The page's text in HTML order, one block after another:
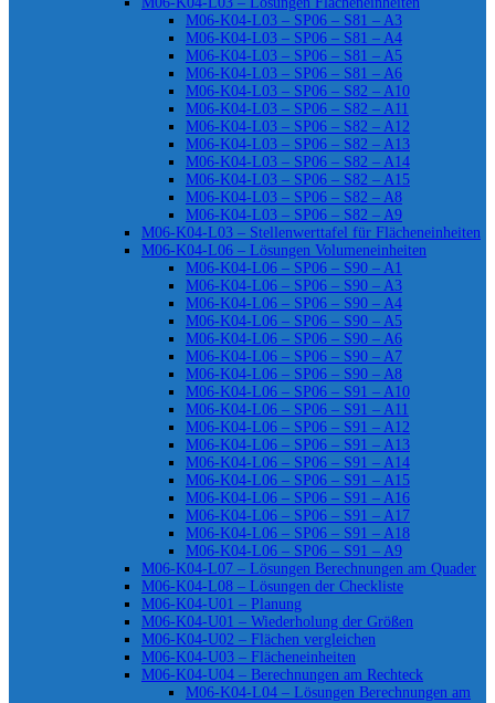
M06-K04-L03 – SP06 – S81 – A3
M06-K04-L03 – SP06 – S81 – A4
M06-K04-L03 – SP06 – S81 – A5
M06-K04-L03 – SP06 – S81 – A6
M06-K04-L03 – SP06 – S82 – A10
M06-K04-L03 – SP06 – S82 – A11
M06-K04-L03 – SP06 – S82 – A12
M06-K04-L03 – SP06 – S82 – A13
M06-K04-L03 – SP06 – S82 – A14
M06-K04-L03 – SP06 – S82 – A15
M06-K04-L03 – SP06 – S82 – A8
M06-K04-L03 – SP06 – S82 – A9
M06-K04-L03 – Stellenwerttafel für Flächeneinheiten
M06-K04-L06 – Lösungen Volumeneinheiten
M06-K04-L06 – SP06 – S90 – A1
M06-K04-L06 – SP06 – S90 – A3
M06-K04-L06 – SP06 – S90 – A4
M06-K04-L06 – SP06 – S90 – A5
M06-K04-L06 – SP06 – S90 – A6
M06-K04-L06 – SP06 – S90 – A7
M06-K04-L06 – SP06 – S90 – A8
M06-K04-L06 – SP06 – S91 – A10
M06-K04-L06 – SP06 – S91 – A11
M06-K04-L06 – SP06 – S91 – A12
M06-K04-L06 – SP06 – S91 – A13
M06-K04-L06 – SP06 – S91 – A14
M06-K04-L06 – SP06 – S91 – A15
M06-K04-L06 – SP06 – S91 – A16
M06-K04-L06 – SP06 – S91 – A17
M06-K04-L06 – SP06 – S91 – A18
M06-K04-L06 – SP06 – S91 – A9
M06-K04-L07 – Lösungen Berechnungen am Quader
M06-K04-L08 – Lösungen der Checkliste
M06-K04-U01 – Planung
M06-K04-U01 – Wiederholung der Größen
M06-K04-U02 – Flächen vergleichen
M06-K04-U03 – Flächeneinheiten
M06-K04-U04 – Berechnungen am Rechteck
M06-K04-L04 – Lösungen Berechnungen am